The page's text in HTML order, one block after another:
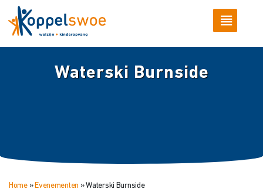
Waterski Burnside
Home» Evenementen »Waterski Burnside